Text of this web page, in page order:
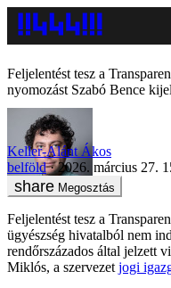
Feljelentést tesz a
nyomozást Szabó Bence
Keller-Alánt Ákos
belföld
2026. március 27.
Megosztás
Feljelentést tesz a
ügyészség hivatalból nem
rendőrszázados által jelzett
Miklós, a szervezet jogi